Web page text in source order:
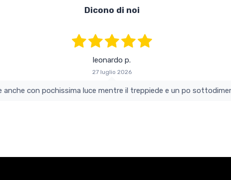
Dicono di noi
leonardo p.
27 luglio 2026
e perfetto si vede anche con pochissima luce mentre il treppiede e un po